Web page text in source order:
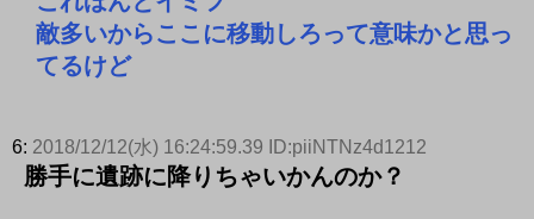
敵多いからここに移動しろって意味かと思っ
てるけど
6: 2018/12/12(水) 16:24:59.39 ID:piiNTNz4d1212
勝手に遺跡に降りちゃいかんのか？